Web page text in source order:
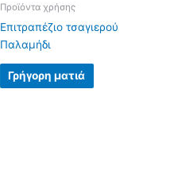
Προϊόντα χρήσης
Επιτραπέζιο τσαγιερού
Παλαμήδι
Γρήγορη ματιά